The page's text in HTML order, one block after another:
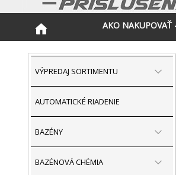
AKO NAKUPOVAŤ
VÝPREDAJ SORTIMENTU
AUTOMATICKÉ RIADENIE
BAZÉNY
BAZÉNOVÁ CHÉMIA